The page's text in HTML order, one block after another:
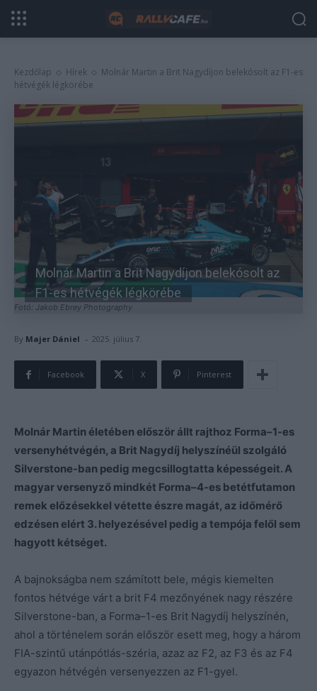
Kezdőlap Hírek
Molnár Martin a Brit Nagydíjon belekósolt az F1-es
hétvégék légkörébe
Fotó: Jakob Ebrey Photography
Molnár Martin a Brit Nagydíjon belekósolt az
F1-es hétvégék légkörébe
By Majer Dániel - 2025. július 7.
Facebook X Pinterest
Molnár Martin életében először állt rajthoz Forma–1-es
versenyhétvégén, a Brit Nagydíj helyszínéül szolgáló
Silverstone-ban pedig megcsillogtatta képességeit. A
magyar versenyző mindkét Forma–4-es betétfutamon
remek előzésekkel vétette észre magát, az időmérő
edzésen elért 3. helyezésével pedig a tempója felől sem
hagyott kétséget.
A bajnokságba nem számított bele, mégis kiemelten
fontos hétvége várt a brit F4 mezőnyének nagy részére
Silverstone-ban, a Forma–1-es Brit Nagydíj helyszínén,
ahol a történelem során először esett meg, hogy a három
FIA-szintű utánpótlás-széria, azaz az F2, az F3 és az F4
egyazon hétvégén versenyezzen az F1-gyel.